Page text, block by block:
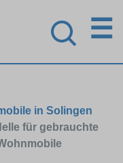
☰
in Solingen
für gebrauchte